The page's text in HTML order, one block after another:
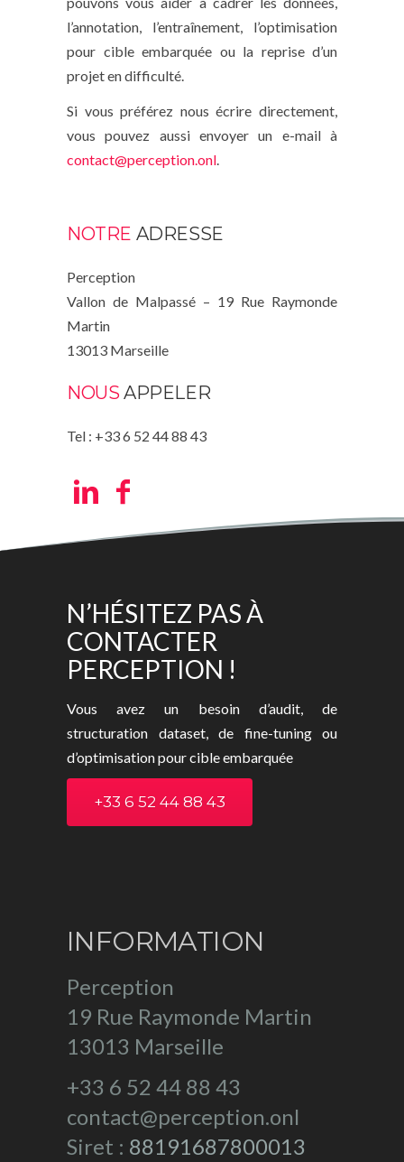
l’annotation, l’entraînement, l’optimisation
pour cible embarquée ou la reprise d’un
projet en difficulté.
Si vous préférez nous écrire directement,
vous pouvez aussi envoyer un e-mail à
contact@perception.onl.
NOTRE ADRESSE
Perception
Vallon de Malpassé – 19 Rue Raymonde
Martin
13013 Marseille
NOUS APPELER
Tel : +33 6 52 44 88 43
N’HÉSITEZ PAS À
CONTACTER
PERCEPTION !
Vous avez un besoin d’audit, de
structuration dataset, de fine-tuning ou
d’optimisation pour cible embarquée
+33 6 52 44 88 43
INFORMATION
Perception
19 Rue Raymonde Martin
13013 Marseille
+33 6 52 44 88 43
contact@perception.onl
Siret : 88191687800013